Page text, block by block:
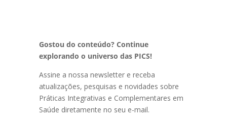
Gostou do conteúdo? Continue
explorando o universo das PICS!
Assine a nossa newsletter e receba
atualizações, pesquisas e novidades sobre
Práticas Integrativas e Complementares em
Saúde diretamente no seu e-mail.